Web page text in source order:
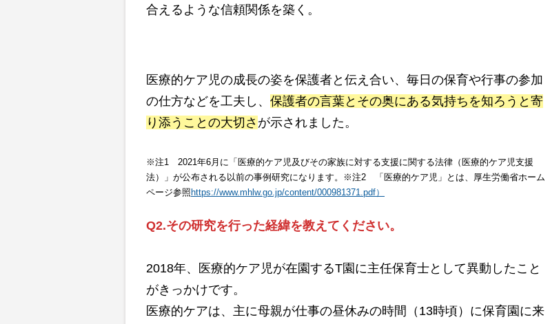
合えるような信頼関係を築く。
医療的ケア児の成長の姿を保護者と伝え合い、毎日の保育や行事の参加
の仕方などを工夫し、 保護者の言葉とその奥にある気持ちを知ろうと寄
り添うことの大切さ が示されました。
※注1 2021年6月に「医療的ケア児及びその家族に対する支援に関する法律（医療的ケア児支援
法）」が公布される以前の事例研究になります。※注2 「医療的ケア児」とは、厚生労働省ホーム
ページ参照 https://www.mhlw.go.jp/content/000981371.pdf）
Q2.その研究を行った経緯を教えてください。
2018年、医療的ケア児が在園するT園に主任保育士として異動したこと
がきっかけです。
医療的ケアは、主に母親が仕事の昼休みの時間（13時頃）に保育園に来